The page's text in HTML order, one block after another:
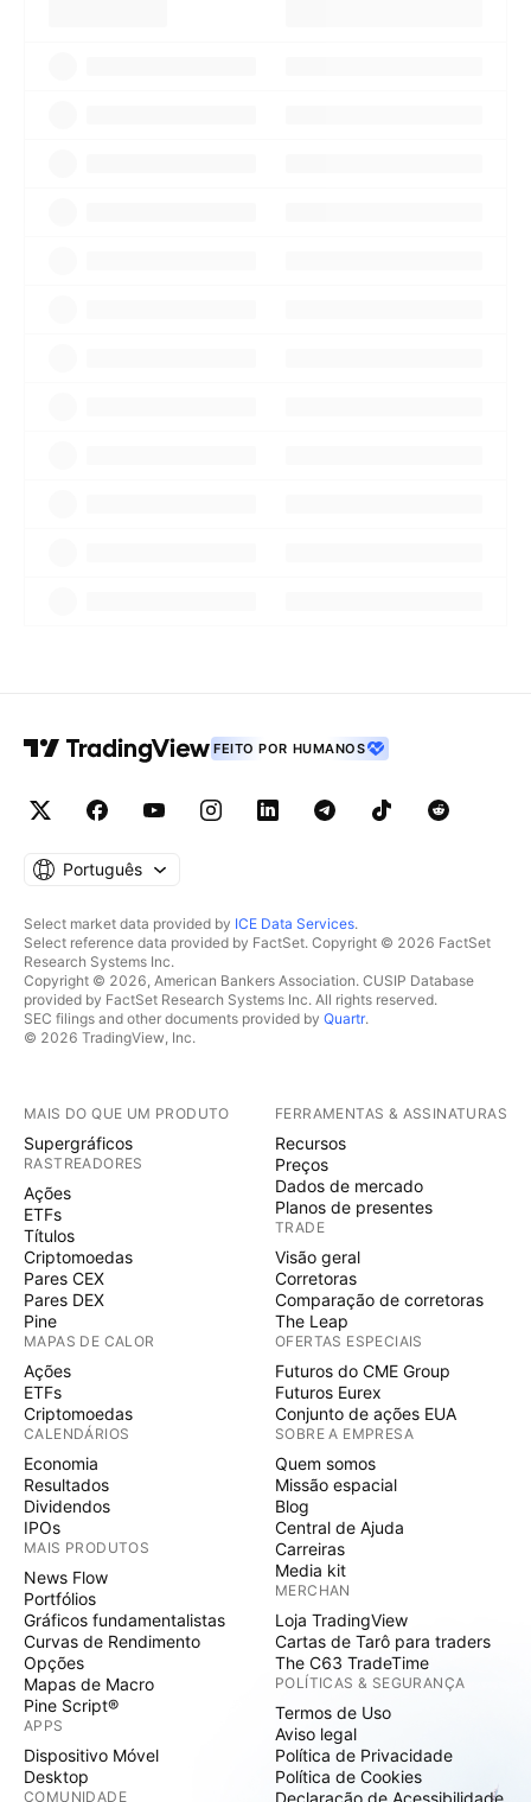
FEITO POR HUMANOS
Português
Select market data provided by ICE Data Services.
Select reference data provided by FactSet. Copyright © 2026 FactSet
Research Systems Inc.
Copyright © 2026, American Bankers Association. CUSIP Database
provided by FactSet Research Systems Inc. All rights reserved.
SEC filings and other documents provided by Quartr.
© 2026 TradingView, Inc.
MAIS DO QUE UM PRODUTO
Supergráficos
RASTREADORES
Ações
ETFs
Títulos
Criptomoedas
Pares CEX
Pares DEX
Pine
MAPAS DE CALOR
Ações
ETFs
Criptomoedas
CALENDÁRIOS
Economia
Resultados
Dividendos
IPOs
MAIS PRODUTOS
News Flow
Portfólios
Gráficos fundamentalistas
Curvas de Rendimento
Opções
Mapas de Macro
Pine Script®
APPS
Dispositivo Móvel
Desktop
COMUNIDADE
FERRAMENTAS & ASSINATURAS
Recursos
Preços
Dados de mercado
Planos de presentes
TRADE
Visão geral
Corretoras
Comparação de corretoras
The Leap
OFERTAS ESPECIAIS
Futuros do CME Group
Futuros Eurex
Conjunto de ações EUA
SOBRE A EMPRESA
Quem somos
Missão espacial
Blog
Central de Ajuda
Carreiras
Media kit
MERCHAN
Loja TradingView
Cartas de Tarô para traders
The C63 TradeTime
POLÍTICAS & SEGURANÇA
Termos de Uso
Aviso legal
Política de Privacidade
Política de Cookies
Declaração de Acessibilidade